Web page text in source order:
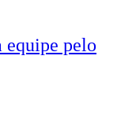
equipe pelo